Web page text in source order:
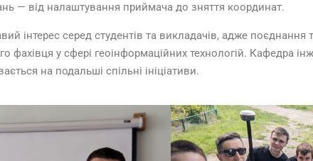
— від налаштування приймача до зняття координат.
інтерес серед студентів та викладачів, адже
фахівця у сфері геоінформаційних технологій. Кафедра
на подальші спільні ініціативи.